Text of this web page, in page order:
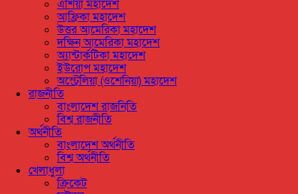
এশিয়া মহাদেশ
আফ্রিকা মহাদেশ
উত্তর আমেরিকা মহাদেশ
দক্ষিন আমেরিকা মহাদেশ
অ্যান্টার্কটিকা মহাদেশ
ইউরোপ মহাদেশ
অস্ট্রেলিয়া (ওশেনিয়া) মহাদেশ
রাজনীতি
বাংলাদেশ রাজনিতি
বিশ্ব রাজনীতি
অর্থনীতি
বাংলাদেশ অর্থনীতি
বিশ্ব অর্থনীতি
খেলাধুলা
ক্রিকেট